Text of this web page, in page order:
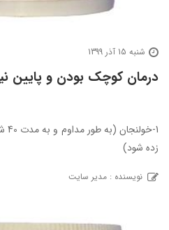
شنبه 15 آذر 1399
درمان کوچک بودن و پایین
زده شود)
نویسنده : مدیر سایت